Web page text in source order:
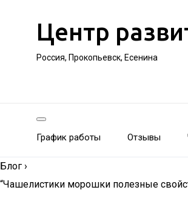
Центр
Россия, Прокопьевск, Есенина
График работы Отзывы
Блог ›
“Чашелистики морошки полезные